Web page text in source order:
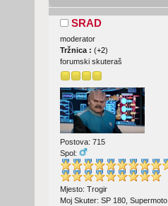
SRAD
moderator
Tržnica : (+2)
forumski skuteraš
Postova: 715
Spol:
Mjesto: Trogir
Moj Skuter: SP 180, Supermoto